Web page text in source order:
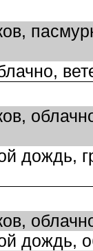
дождь,
дождь,